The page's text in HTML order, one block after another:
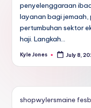
penyelenggaraan
layanan bagi jemaah,
pertumbuhan sektor
haji. Langkah…
Posted
Kyle Jones July 8,
shopwylersmaine